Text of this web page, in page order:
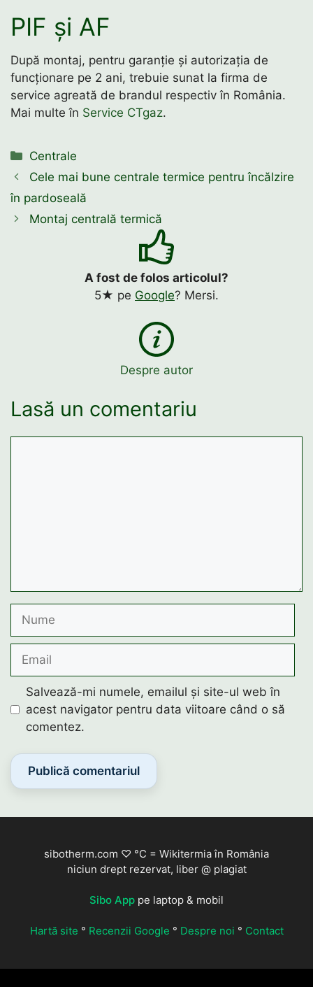
PIF și AF
După montaj, pentru garanție și autorizația de
funcționare pe 2 ani, trebuie sunat la firma de
service agreată de brandul respectiv în România.
Mai multe în Service CTgaz.
Categorii
Centrale
Cele mai bune centrale termice pentru încălzire
în pardoseală
Montaj centrală termică
A fost de folos articolul?
5★ pe Google? Mersi.
Despre autor
Lasă un comentariu
Salvează-mi numele, emailul și site-ul web în
acest navigator pentru data viitoare când o să
comentez.
sibotherm.com ♡ °C = Wikitermia în România
niciun drept rezervat, liber @ plagiat
Sibo App pe laptop & mobil
Hartă site ° Recenzii Google ° Despre noi ° Contact